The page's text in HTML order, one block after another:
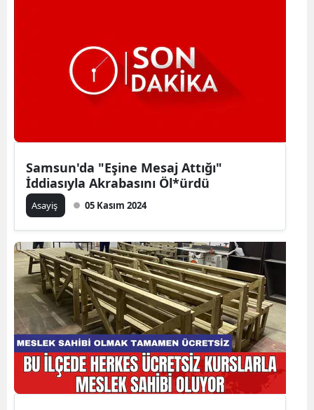
Samsun'da "Eşine Mesaj Attığı"
İddiasıyla Akrabasını Öl*ürdü
Asayiş 05 Kasım 2024